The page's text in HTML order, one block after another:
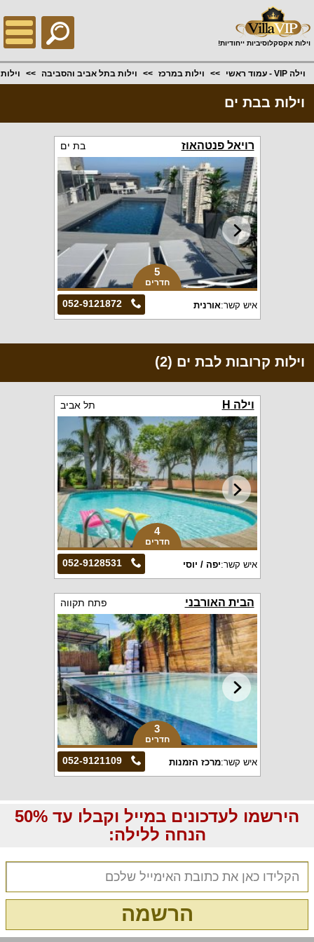
וילות אקסקלוסיביות ייחודיות!
וילה VIP - עמוד ראשי וילות במרכז וילות בתל אביב והסביבה
וילות בבת ים
רויאל פנטהאוז בת ים
5
חדרים
052-9121872 איש קשר:אורנית
וילות קרובות לבת ים (2)
וילה H תל אביב
4
חדרים
052-9128531 איש קשר:יפה / יוסי
הבית האורבני פתח תקווה
3
חדרים
052-9121109 איש קשר:מרכז הזמנות
הירשמו לעדכונים במייל וקבלו עד 50%
הנחה ללילה:
הרשמה